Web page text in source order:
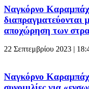
Ναγκόρνο
διαπραγματεύονται
αποχώρηση των
22 Σεπτεμβρίου 2023 |
Ναγκόρνο